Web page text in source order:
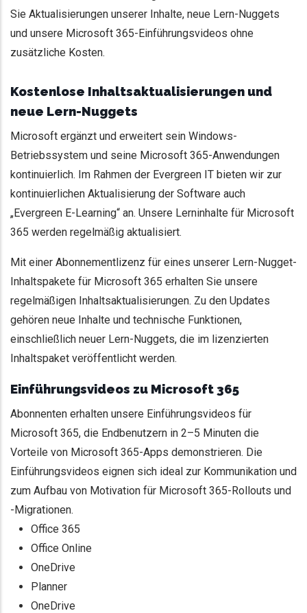
Sie Aktualisierungen unserer Inhalte, neue Lern-Nuggets
und unsere Microsoft 365-Einführungsvideos ohne
zusätzliche Kosten.
Kostenlose Inhaltsaktualisierungen und
neue Lern-Nuggets
Microsoft ergänzt und erweitert sein Windows-
Betriebssystem und seine Microsoft 365-Anwendungen
kontinuierlich. Im Rahmen der Evergreen IT bieten wir zur
kontinuierlichen Aktualisierung der Software auch
„Evergreen E-Learning“ an. Unsere Lerninhalte für Microsoft
365 werden regelmäßig aktualisiert.
Mit einer Abonnementlizenz für eines unserer Lern-Nugget-
Inhaltspakete für Microsoft 365 erhalten Sie unsere
regelmäßigen Inhaltsaktualisierungen. Zu den Updates
gehören neue Inhalte und technische Funktionen,
einschließlich neuer Lern-Nuggets, die im lizenzierten
Inhaltspaket veröffentlicht werden.
Einführungsvideos zu Microsoft 365
Abonnenten erhalten unsere Einführungsvideos für
Microsoft 365, die Endbenutzern in 2–5 Minuten die
Vorteile von Microsoft 365-Apps demonstrieren. Die
Einführungsvideos eignen sich ideal zur Kommunikation und
zum Aufbau von Motivation für Microsoft 365-Rollouts und
-Migrationen.
Office 365
Office Online
OneDrive
Planner
OneDrive